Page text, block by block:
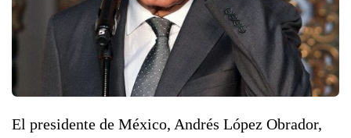
El presidente de México, Andrés López Obrador,